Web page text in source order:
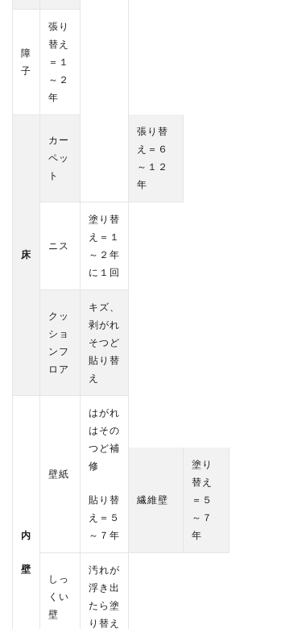
障
子
張り
替え
＝１
～２
年
床
カー
ペッ
ト
張り替
え＝６
～１２
年
ニス
塗り替
え＝１
～２年
に１回
クッ
ショ
ンフ
ロア
キズ、
剥がれ
そつど
貼り替
え
内
壁
壁紙
はがれ
はその
つど補
修
貼り替
え＝５
～７年
繊維壁
塗り
替え
＝５
～７
年
しっ
くい
壁
汚れが
浮き出
たら塗
り替え